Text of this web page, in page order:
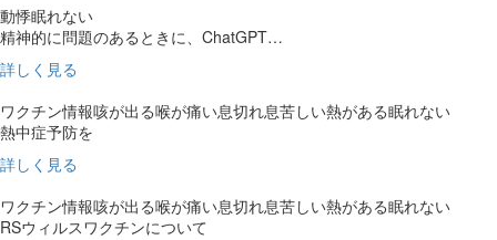
動悸眠れない
精神的に問題のあるときに、ChatGPT…
詳しく見る
ワクチン情報咳が出る喉が痛い息切れ息苦しい熱がある眠れない
熱中症予防を
詳しく見る
ワクチン情報咳が出る喉が痛い息切れ息苦しい熱がある眠れない
RSウィルスワクチンについて